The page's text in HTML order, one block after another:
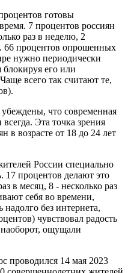
готовы
7 процентов россиян
раз в неделю, 2
66 процентов опрошенных
нужно периодически
блокируя его или
всего так считают те,
что современная
Эта точка зрения
в возрасте от 18 до 24 лет
России специально
17 процентов делают это
в месяц, 8 - несколько раз
себя во времени,
без интернета,
чувствовал радость
наоборот, ощущали
проводился 14 мая 2023